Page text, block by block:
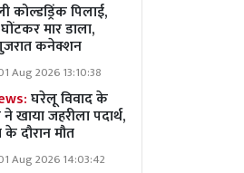
कोल्डड्रिंक पिलाई,
मार डाला,
कनेक्शन
Aug 2026 13:10:38
घरेलू विवाद के
ने खाया जहरीला पदार्थ,
दौरान मौत
Aug 2026 14:03:42